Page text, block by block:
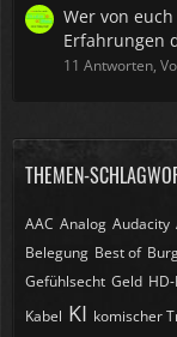
Wer von
Erfahrungen
11 Antworten,
THEMEN-
AAC Analog Audacity
Belegung Best of
Gefühlsecht Geld
Kabel KI komischer